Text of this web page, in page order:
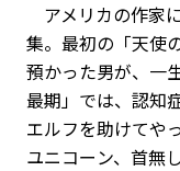
アメリカの作家
集。最初の「天使
預かった男が、一
最期」では、認知
エルフを助けてや
ユニコーン、首無